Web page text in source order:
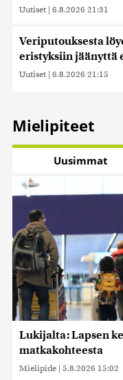
Uutiset | 6.8.2026 21:31
Veriputouksesta
eristyksiin jäänyttä
Uutiset | 6.8.2026 21:15
Mielipiteet
Uusimmat
Lukijalta: Lapsen
matkakohteesta
Mielipide | 5.8.2026 15:02